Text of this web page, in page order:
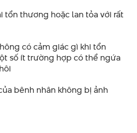
tổn thương hoặc lan tỏa với rất
có cảm giác gì khi tổn
số ít trường hợp có thể ngứa
bênh nhân không bị ảnh